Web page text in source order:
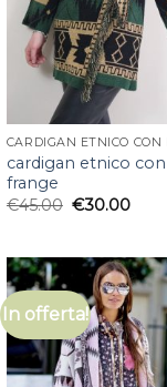
cardigan etnico con
frange
€45.00 €30.00
In offerta!